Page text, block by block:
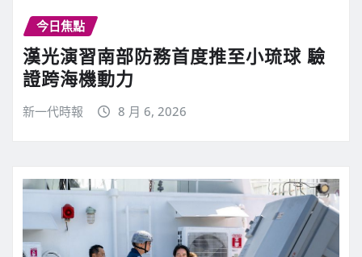
今日焦點
漢光演習南部防務首度推至小琉球 驗
證跨海機動力
新一代時報 8 月 6, 2026